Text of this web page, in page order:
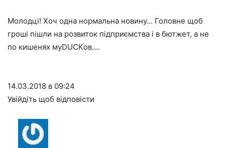
Молодці! Хоч одна нормальна новину… Головне щоб
гроші пішли на розвиток підприємства і в бютжет, а не
по кишенях муDUCKов….
14.03.2018 в 09:24
Увійдіть щоб відповісти